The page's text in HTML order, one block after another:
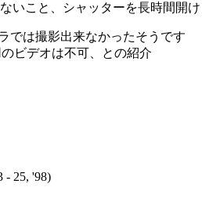
いこと、シャッターを長時間開
では撮影出来なかったそうです
ビデオは不可、との紹介
- 25, '98)